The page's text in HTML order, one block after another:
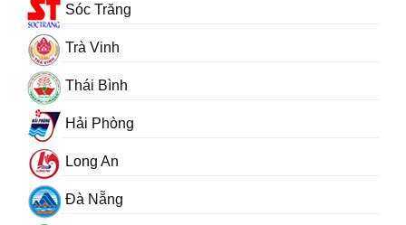
Sóc Trăng
Trà Vinh
Thái Bình
Hải Phòng
Long An
Đà Nẵng